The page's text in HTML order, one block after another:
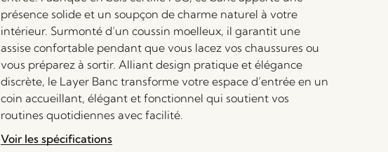
présence solide et un soupçon de charme naturel à votre
intérieur. Surmonté d’un coussin moelleux, il garantit une
assise confortable pendant que vous lacez vos chaussures ou
vous préparez à sortir. Alliant design pratique et élégance
discrète, le Layer Banc transforme votre espace d’entrée en un
coin accueillant, élégant et fonctionnel qui soutient vos
routines quotidiennes avec facilité.
Voir les spécifications